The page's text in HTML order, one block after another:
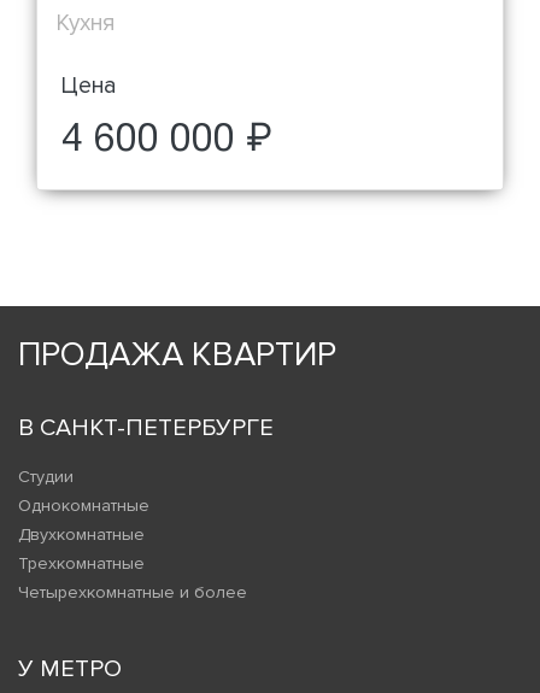
Кухня
Цена
4 600 000 ₽
ПРОДАЖА КВАРТИР
В САНКТ-ПЕТЕРБУРГЕ
Студии
Однокомнатные
Двухкомнатные
Трехкомнатные
Четырехкомнатные и более
У МЕТРО